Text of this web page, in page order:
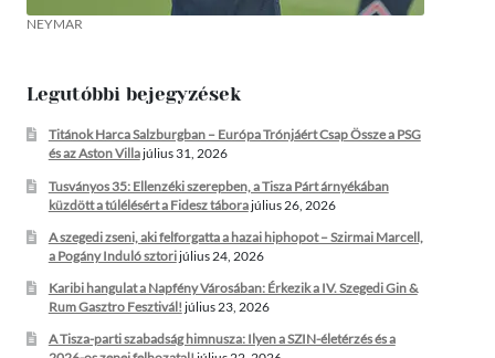
NEYMAR
Legutóbbi bejegyzések
Titánok Harca Salzburgban – Európa Trónjáért Csap Össze a PSG
és az Aston Villajúlius 31, 2026
Tusványos 35: Ellenzéki szerepben, a Tisza Párt árnyékában
küzdött a túlélésért a Fidesz táborajúlius 26, 2026
A szegedi zseni, aki felforgatta a hazai hiphopot – Szirmai Marcell,
a Pogány Induló sztorijúlius 24, 2026
Karibi hangulat a Napfény Városában: Érkezik a IV. Szegedi Gin &
Rum Gasztro Fesztivál! július 23, 2026
A Tisza-parti szabadság himnusza: Ilyen a SZIN-életérzés és a